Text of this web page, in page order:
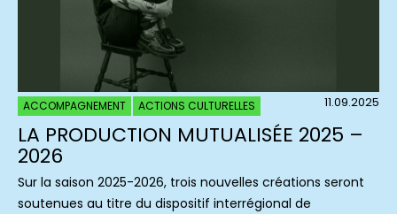
ACCOMPAGNEMENT ACTIONS CULTURELLES 11.09.2025
LA PRODUCTION MUTUALISÉE 2025 –
2026
Sur la saison 2025-2026, trois nouvelles créations seront
soutenues au titre du dispositif interrégional de